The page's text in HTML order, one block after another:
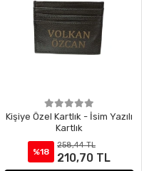
Kişiye Özel Kartlık - İsim Yazılı
Kartlık
%18
258,44 TL
210,70 TL